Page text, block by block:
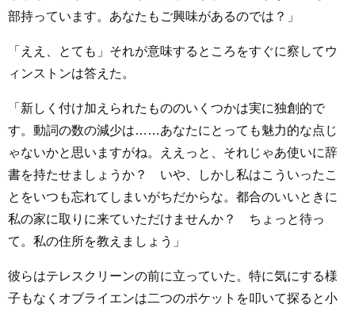
部持っています。あなたもご興味があるのでは？」
「ええ、とても」それが意味するところをすぐに察してウ
ィンストンは答えた。
「新しく付け加えられたもののいくつかは実に独創的で
す。動詞の数の減少は……あなたにとっても魅力的な点じ
ゃないかと思いますがね。ええっと、それじゃあ使いに辞
書を持たせましょうか？ いや、しかし私はこういったこ
とをいつも忘れてしまいがちだからな。都合のいいときに
私の家に取りに来ていただけませんか？ ちょっと待っ
て。私の住所を教えましょう」
彼らはテレスクリーンの前に立っていた。特に気にする様
子もなくオブライエンは二つのポケットを叩いて探ると小